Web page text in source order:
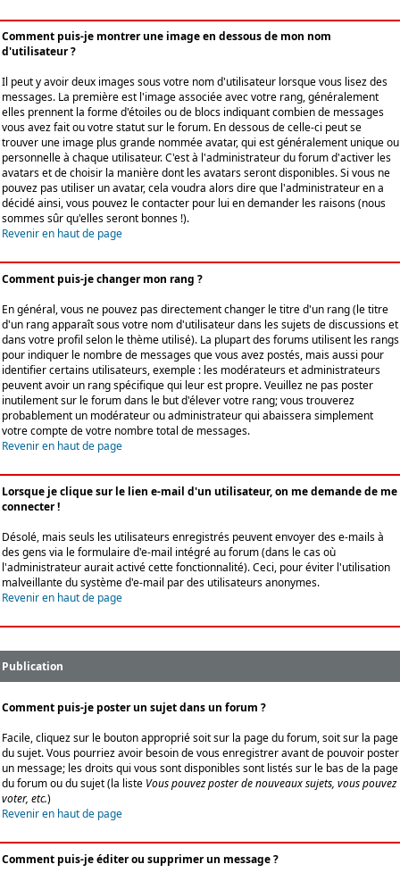
Comment puis-je montrer une image en dessous de mon nom
d'utilisateur ?
Il peut y avoir deux images sous votre nom d'utilisateur lorsque vous lisez des
messages. La première est l'image associée avec votre rang, généralement
elles prennent la forme d'étoiles ou de blocs indiquant combien de messages
vous avez fait ou votre statut sur le forum. En dessous de celle-ci peut se
trouver une image plus grande nommée avatar, qui est généralement unique ou
personnelle à chaque utilisateur. C'est à l'administrateur du forum d'activer les
avatars et de choisir la manière dont les avatars seront disponibles. Si vous ne
pouvez pas utiliser un avatar, cela voudra alors dire que l'administrateur en a
décidé ainsi, vous pouvez le contacter pour lui en demander les raisons (nous
sommes sûr qu'elles seront bonnes !).
Revenir en haut de page
Comment puis-je changer mon rang ?
En général, vous ne pouvez pas directement changer le titre d'un rang (le titre
d'un rang apparaît sous votre nom d'utilisateur dans les sujets de discussions et
dans votre profil selon le thème utilisé). La plupart des forums utilisent les rangs
pour indiquer le nombre de messages que vous avez postés, mais aussi pour
identifier certains utilisateurs, exemple : les modérateurs et administrateurs
peuvent avoir un rang spécifique qui leur est propre. Veuillez ne pas poster
inutilement sur le forum dans le but d'élever votre rang; vous trouverez
probablement un modérateur ou administrateur qui abaissera simplement
votre compte de votre nombre total de messages.
Revenir en haut de page
Lorsque je clique sur le lien e-mail d'un utilisateur, on me demande de me
connecter !
Désolé, mais seuls les utilisateurs enregistrés peuvent envoyer des e-mails à
des gens via le formulaire d'e-mail intégré au forum (dans le cas où
l'administrateur aurait activé cette fonctionnalité). Ceci, pour éviter l'utilisation
malveillante du système d'e-mail par des utilisateurs anonymes.
Revenir en haut de page
Publication
Comment puis-je poster un sujet dans un forum ?
Facile, cliquez sur le bouton approprié soit sur la page du forum, soit sur la page
du sujet. Vous pourriez avoir besoin de vous enregistrer avant de pouvoir poster
un message; les droits qui vous sont disponibles sont listés sur le bas de la page
du forum ou du sujet (la liste Vous pouvez poster de nouveaux sujets, vous pouvez
voter, etc.)
Revenir en haut de page
Comment puis-je éditer ou supprimer un message ?